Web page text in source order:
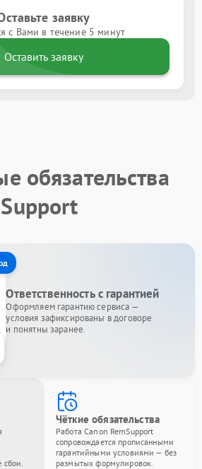
заявку
с Вами в течение 5 минут
Оставить заявку
обязательства
Ответственность с гарантией
Оформляем гарантию сервиса —
условия зафиксированы в договоре
и понятны заранее.
Чёткие обязательства
Работа Canon RemSupport
сопровождается прописанными
гарантийными условиями — без
размытых формулировок.